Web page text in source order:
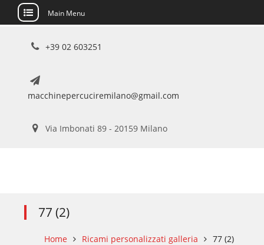
Main Menu
+39 02 603251
macchinepercuciremilano@gmail.com
Via Imbonati 89 - 20159 Milano
77 (2)
Home Ricami personalizzati galleria 77 (2)